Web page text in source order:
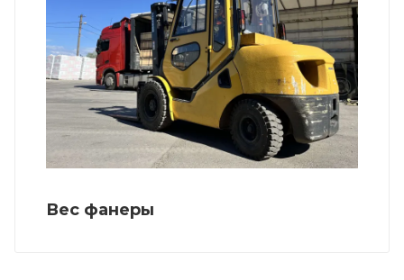
Вес фанеры